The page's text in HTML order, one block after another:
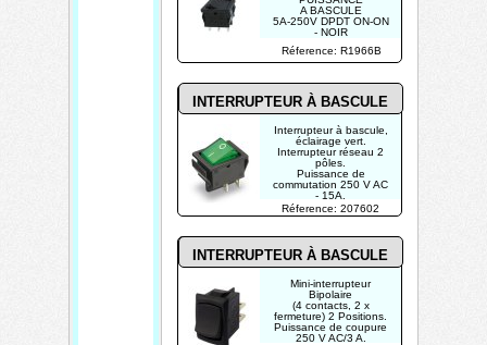
Réference: 207602
INTERRUPTEUR À BASCULE
Interrupteur à bascule,
éclairage vert.
Interrupteur réseau 2
pôles.
Puissance de
commutation 250 V AC
- 15A.
INTERRUPTEUR À BASCULE
Mini-interrupteur
Bipolaire
(4 contacts, 2 x
fermeture) 2 Positions.
Puissance de coupure
250 V AC/3 A.
A BASCULE
5A-250V DPDT ON-ON
- NOIR
Réference: R1966B